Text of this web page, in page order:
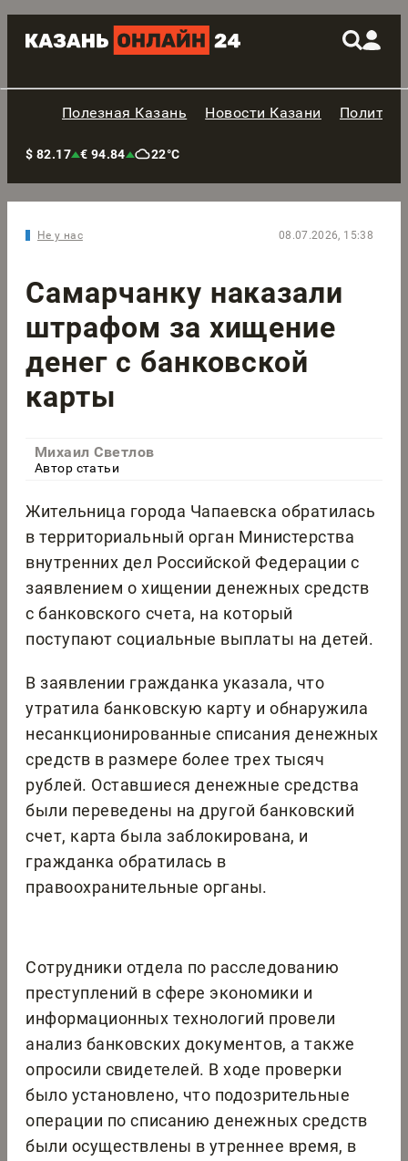
Полезная Казань Новости Казани
$ 82.17 € 94.84 22°C
Не у нас 08.07.2026, 15:38
Самарчанку наказали
штрафом за хищение
денег с банковской
карты
Михаил Светлов
Автор статьи
Жительница города Чапаевска обратилась
в территориальный орган Министерства
внутренних дел Российской Федерации с
заявлением о хищении денежных средств
с банковского счета, на который
поступают социальные выплаты на детей.
В заявлении гражданка указала, что
утратила банковскую карту и обнаружила
несанкционированные списания денежных
средств в размере более трех тысяч
рублей. Оставшиеся денежные средства
были переведены на другой банковский
счет, карта была заблокирована, и
гражданка обратилась в
правоохранительные органы.
Сотрудники отдела по расследованию
преступлений в сфере экономики и
информационных технологий провели
анализ банковских документов, а также
опросили свидетелей. В ходе проверки
было установлено, что подозрительные
операции по списанию денежных средств
были осуществлены в утреннее время, в